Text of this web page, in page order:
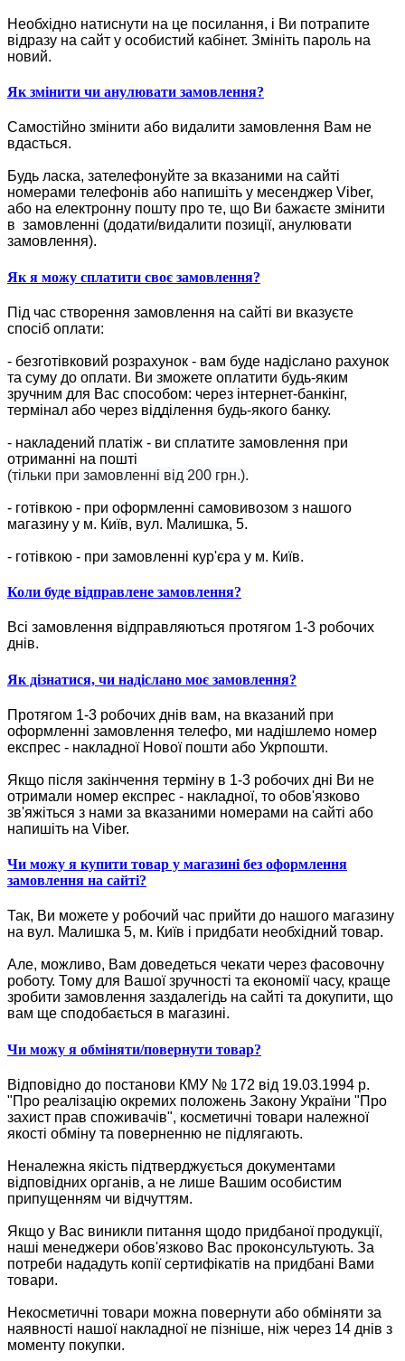
Необхідно натиснути на це посилання, і Ви потрапите
відразу на сайт у особистий кабінет. Змініть пароль на
новий.
Як змінити чи анулювати замовлення?
Самостійно змінити або видалити замовлення Вам не
вдасться.
Будь ласка, зателефонуйте за вказаними на сайті
номерами телефонів або напишіть у месенджер Viber,
або на електронну пошту про те, що Ви бажаєте змінити
в замовленні (додати/видалити позиції, анулювати
замовлення).
Як я можу сплатити своє замовлення?
Під час створення замовлення на сайті ви вказуєте
спосіб оплати:
- безготівковий розрахунок - вам буде надіслано рахунок
та суму до оплати. Ви зможете оплатити будь-яким
зручним для Вас способом: через інтернет-банкінг,
термінал або через відділення будь-якого банку.
- накладений платіж - ви сплатите замовлення при
отриманні на пошті
(тільки при замовленні від 200 грн.).
- готівкою - при оформленні самовивозом з нашого
магазину у м. Київ, вул. Малишка, 5.
- готівкою - при замовленні кур'єра у м. Київ.
Коли буде відправлене замовлення?
Всі замовлення відправляються протягом 1-3 робочих
днів.
Як дізнатися, чи надіслано моє замовлення?
Протягом 1-3 робочих днів вам, на вказаний при
оформленні замовлення телефо, ми надішлемо номер
експрес - накладної Нової пошти або Укрпошти.
Якщо після закінчення терміну в 1-3 робочих дні Ви не
отримали номер експрес - накладної, то обов'язково
зв'яжіться з нами за вказаними номерами на сайті або
напишіть на Viber.
Чи можу я купити товар у магазині без оформлення
замовлення на сайті?
Так, Ви можете у робочий час прийти до нашого магазину
на вул. Малишка 5, м. Київ і придбати необхідний товар.
Але, можливо, Вам доведеться чекати через фасовочну
роботу. Тому для Вашої зручності та економії часу, краще
зробити замовлення заздалегідь на сайті та докупити, що
вам ще сподобається в магазині.
Чи можу я обміняти/повернути товар?
Відповідно до постанови КМУ № 172 від 19.03.1994 р.
"Про реалізацію окремих положень Закону України "Про
захист прав споживачів", косметичні товари належної
якості обміну та поверненню не підлягають.
Неналежна якість підтверджується документами
відповідних органів, а не лише Вашим особистим
припущенням чи відчуттям.
Якщо у Вас виникли питання щодо придбаної продукції,
наші менеджери обов'язково Вас проконсультують. За
потреби нададуть копії сертифікатів на придбані Вами
товари.
Некосметичні товари можна повернути або обміняти за
наявності нашої накладної не пізніше, ніж через 14 днів з
моменту покупки.